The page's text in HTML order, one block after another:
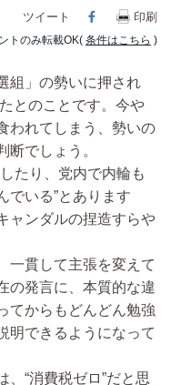
ツイート Facebook
印刷
トのみ転載OK( 条件はこちら )
組」の勢いに押され
とのことです。今や
われてしまう、勢いの
断でしょう。
たり、党内で内輪も
でいる”とあります
ャンダルの捏造すらや
一貫して主張を変えて
の発言に、本質的な違
てからもどんどん勉強
明できるようになって
“消費税ゼロ”だと思